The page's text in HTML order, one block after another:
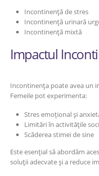
Incontinență de stres
Incontinență urinară
Incontinență mixtă
Impactul
Incontinența poate avea un
Femeile pot experimenta:
Stres emoțional și
Limitări în activitățile
Scăderea stimei de sine
Este esențial să abordăm
soluții adecvate și a reduce